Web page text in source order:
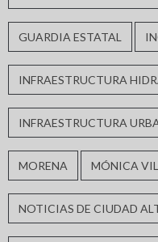
GUARDIA ESTATAL
INFRAESTRUCTURA
INFRAESTRUCTURA
MORENA MÓNICA
NOTICIAS DE CIUDAD